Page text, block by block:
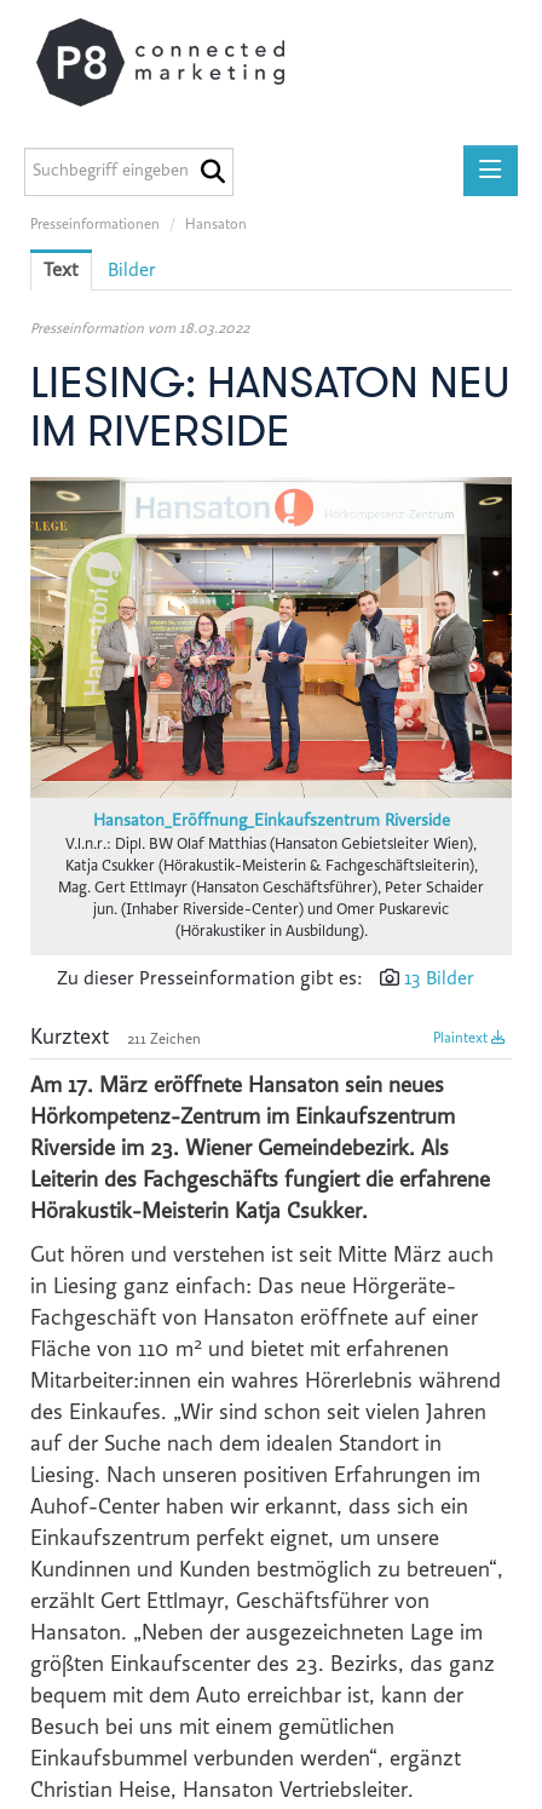
Presseinformationen
P8 Marketing informiert
ADEG
GEERS
Österreichische Apothekerkammer
Miba Gruppe
gswb
FG Beförderungsgewerbe mit PKW
Hansaton
Intact
KOLLER+KOLLER
BioLife
AustroCel
Monat der Hautgesundheit
Notariatskammer für Salzburg
Subway B2C
St. Peter Stiftskulinarium
Reiters Reserve
TVB Ferienregion Fügen-Kaltenbach im Zillertal
TYROLIT
SWACRIT systems
Zukunftsbüro ZTB
Tiroler Gebietskrankenkasse
IWO - Institut für Wärme und Öltechnik
z.l.ö. - zukunft.lehre.österreich.
SPARDA-BANK
Mozart
Hochriegl
Eurest
Purina
White Claw
Presseinformationen / Hansaton
Text Bilder
Presseinformation vom 18.03.2022
LIESING: HANSATON NEU
IM RIVERSIDE
Hansaton_Eröffnung_Einkaufszentrum Riverside
V.l.n.r.: Dipl. BW Olaf Matthias (Hansaton Gebietsleiter Wien),
Katja Csukker (Hörakustik-Meisterin & Fachgeschäftsleiterin),
Mag. Gert Ettlmayr (Hansaton Geschäftsführer), Peter Schaider
jun. (Inhaber Riverside-Center) und Omer Puskarevic
(Hörakustiker in Ausbildung).
Zu dieser Presseinformation gibt es: 13 Bilder
Kurztext 211 Zeichen Plaintext
Am 17. März eröffnete Hansaton sein neues
Hörkompetenz-Zentrum im Einkaufszentrum
Riverside im 23. Wiener Gemeindebezirk. Als
Leiterin des Fachgeschäfts fungiert die erfahrene
Hörakustik-Meisterin Katja Csukker.
Gut hören und verstehen ist seit Mitte März auch
in Liesing ganz einfach: Das neue Hörgeräte-
Fachgeschäft von Hansaton eröffnete auf einer
Fläche von 110 m2 und bietet mit erfahrenen
Mitarbeiter:innen ein wahres Hörerlebnis während
des Einkaufes. „Wir sind schon seit vielen Jahren
auf der Suche nach dem idealen Standort in
Liesing. Nach unseren positiven Erfahrungen im
Auhof-Center haben wir erkannt, dass sich ein
Einkaufszentrum perfekt eignet, um unsere
Kundinnen und Kunden bestmöglich zu betreuen“,
erzählt Gert Ettlmayr, Geschäftsführer von
Hansaton. „Neben der ausgezeichneten Lage im
größten Einkaufscenter des 23. Bezirks, das ganz
bequem mit dem Auto erreichbar ist, kann der
Besuch bei uns mit einem gemütlichen
Einkaufsbummel verbunden werden“, ergänzt
Christian Heise, Hansaton Vertriebsleiter.